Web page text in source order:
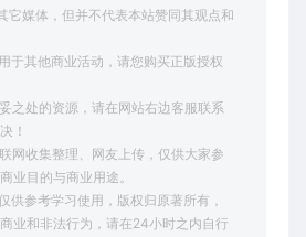
它媒体，但并不代表本站赞同其观点和
于其他商业活动，请您购买正版授权
之处的资源，请在网站右边客服联系
！
网收集整理、网友上传，仅供大家参
业目的与商业用途。
供参考学习使用，版权归原著所有，
业和非法行为，请在24小时之内自行